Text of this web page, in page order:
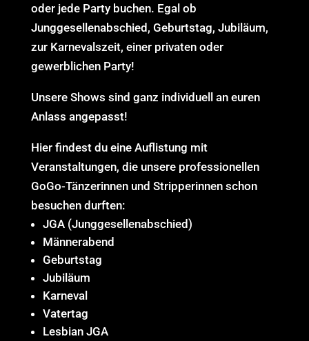
oder jede Party buchen. Egal ob
Junggesellenabschied, Geburtstag, Jubiläum,
zur Karnevalszeit, einer privaten oder
gewerblichen Party!
Unsere Shows sind ganz individuell an euren
Anlass angepasst!
Hier findest du eine Auflistung mit
Veranstaltungen, die unsere professionellen
GoGo-Tänzerinnen und Stripperinnen schon
besuchen durften:
JGA (Junggesellenabschied)
Männerabend
Geburtstag
Jubiläum
Karneval
Vatertag
Lesbian JGA